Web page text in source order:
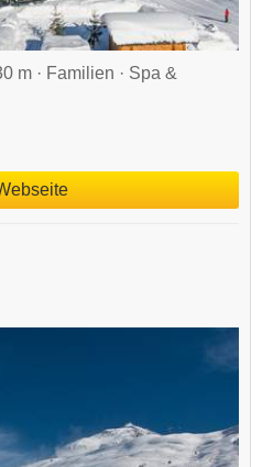
m · Familien · Spa &